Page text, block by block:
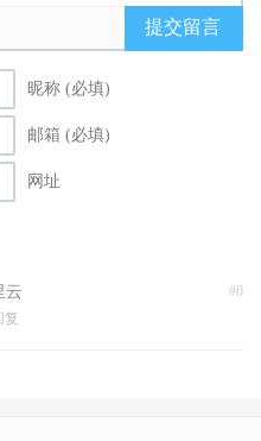
提交留言
昵称 (必填)
邮箱 (必填)
网址
#0
云
复